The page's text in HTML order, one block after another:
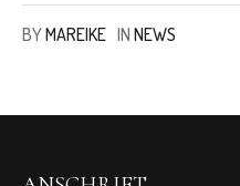
BYMAREIKE IN NEWS